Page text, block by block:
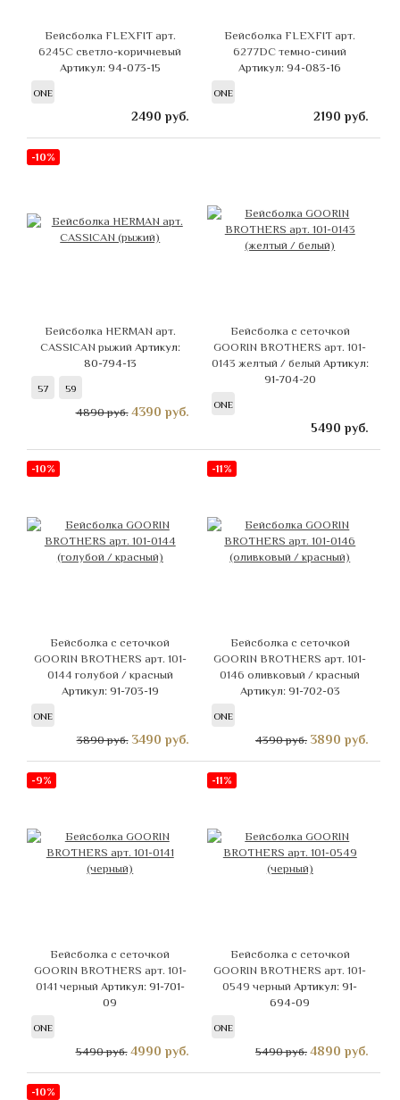
Бейсболка FLEXFIT арт.
6245C светло-коричневый
Артикул: 94-073-15
ONE
2490 руб.
Бейсболка FLEXFIT арт.
6277DC темно-синий
Артикул: 94-083-16
ONE
2190 руб.
-10%
Бейсболка HERMAN арт.
CASSICAN рыжий Артикул:
80-794-13
57 59
4890 руб. 4390 руб.
Бейсболка с сеточкой
GOORIN BROTHERS арт. 101-
0143 желтый / белый Артикул:
91-704-20
ONE
5490 руб.
-10%
Бейсболка с сеточкой
GOORIN BROTHERS арт. 101-
0144 голубой / красный
Артикул: 91-703-19
ONE
3890 руб. 3490 руб.
-11%
Бейсболка с сеточкой
GOORIN BROTHERS арт. 101-
0146 оливковый / красный
Артикул: 91-702-03
ONE
4390 руб. 3890 руб.
-9%
Бейсболка с сеточкой
GOORIN BROTHERS арт. 101-
0141 черный Артикул: 91-701-
09
ONE
5490 руб. 4990 руб.
-11%
Бейсболка с сеточкой
GOORIN BROTHERS арт. 101-
0549 черныйАртикул: 91-
694-09
ONE
5490 руб. 4890 руб.
-10%